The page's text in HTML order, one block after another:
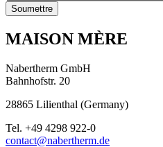
MAISON MÈRE
Nabertherm GmbH
Bahnhofstr. 20
28865 Lilienthal (Germany)
Tel. +49 4298 922-0
contact@nabertherm.de